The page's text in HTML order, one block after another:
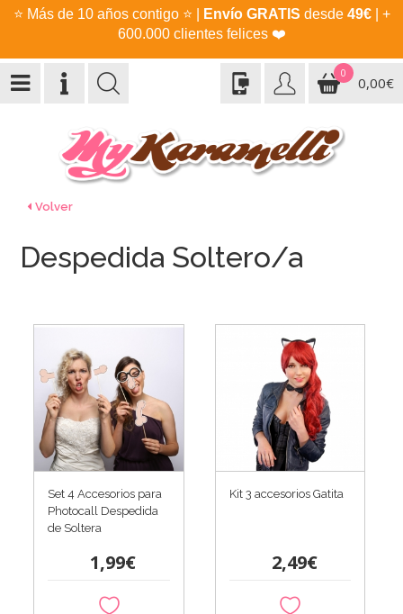
⭐ Más de 10 años contigo ⭐ Envío GRATIS desde 49€| +
600.000 clientes felices ❤️
0
0,00€
Volver
Despedida Soltero/a
Set 4 Accesorios para
Photocall Despedida
de Soltera
1,99€
Kit 3 accesorios Gatita
2,49€